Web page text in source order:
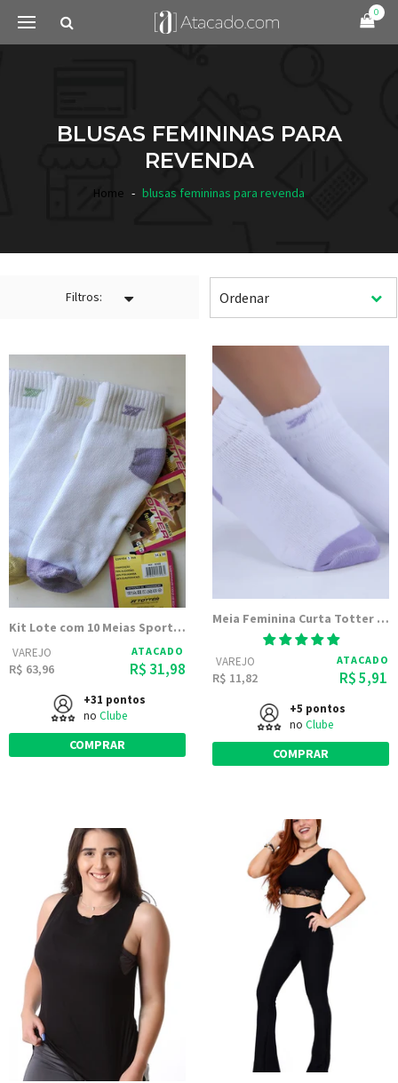
0
BLUSAS FEMININAS PARA
REVENDA
Home blusas femininas para revenda
Filtros:
Kit Lote com 10 Meias Sport fem. de Cano curto (Meias Totter)
VAREJO
R$ 63,96
ATACADO
R$ 31,98
+31 pontos
no Clube
COMPRAR
Meia Feminina Curta Totter com calcanhar e pontinha Colorida | 8088
VAREJO
R$ 11,82
ATACADO
R$ 5,91
+5 pontos
no Clube
COMPRAR